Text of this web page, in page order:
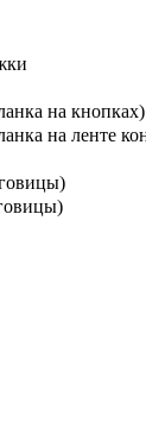
на кнопках)
на ленте